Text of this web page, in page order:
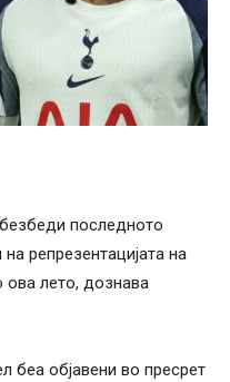
последното
репрезентацијата на
ова лето, дознава
беа објавени во пресрет